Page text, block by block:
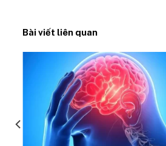
Bài viết liên quan